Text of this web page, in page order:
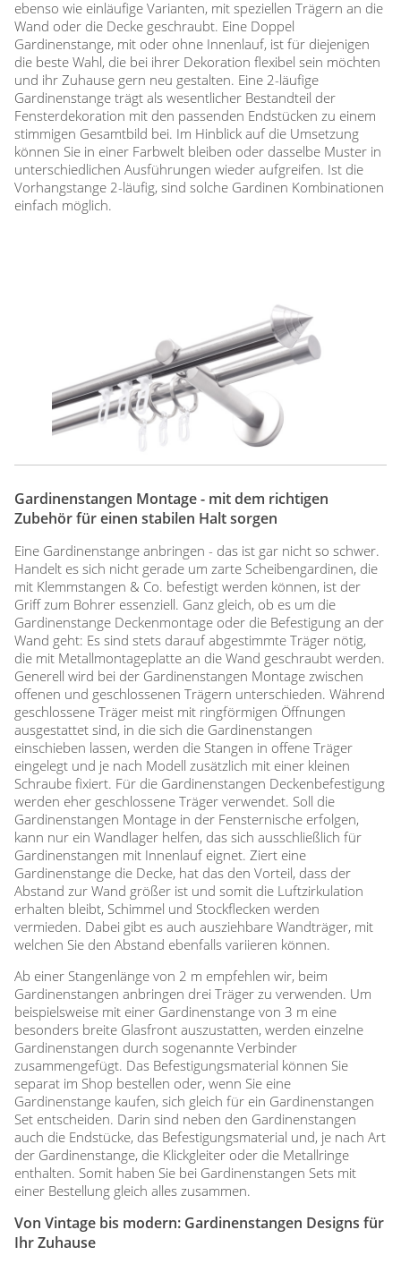
ebenso wie einläufige Varianten, mit speziellen Trägern an die
Wand oder die Decke geschraubt. Eine Doppel
Gardinenstange, mit oder ohne Innenlauf, ist für diejenigen
die beste Wahl, die bei ihrer Dekoration flexibel sein möchten
und ihr Zuhause gern neu gestalten. Eine 2-läufige
Gardinenstange trägt als wesentlicher Bestandteil der
Fensterdekoration mit den passenden Endstücken zu einem
stimmigen Gesamtbild bei. Im Hinblick auf die Umsetzung
können Sie in einer Farbwelt bleiben oder dasselbe Muster in
unterschiedlichen Ausführungen wieder aufgreifen. Ist die
Vorhangstange 2-läufig, sind solche Gardinen Kombinationen
einfach möglich.
Gardinenstangen Montage - mit dem richtigen
Zubehör für einen stabilen Halt sorgen
Eine Gardinenstange anbringen - das ist gar nicht so schwer.
Handelt es sich nicht gerade um zarte Scheibengardinen, die
mit Klemmstangen & Co. befestigt werden können, ist der
Griff zum Bohrer essenziell. Ganz gleich, ob es um die
Gardinenstange Deckenmontage oder die Befestigung an der
Wand geht: Es sind stets darauf abgestimmte Träger nötig,
die mit Metallmontageplatte an die Wand geschraubt werden.
Generell wird bei der Gardinenstangen Montage zwischen
offenen und geschlossenen Trägern unterschieden. Während
geschlossene Träger meist mit ringförmigen Öffnungen
ausgestattet sind, in die sich die Gardinenstangen
einschieben lassen, werden die Stangen in offene Träger
eingelegt und je nach Modell zusätzlich mit einer kleinen
Schraube fixiert. Für die Gardinenstangen Deckenbefestigung
werden eher geschlossene Träger verwendet. Soll die
Gardinenstangen Montage in der Fensternische erfolgen,
kann nur ein Wandlager helfen, das sich ausschließlich für
Gardinenstangen mit Innenlauf eignet. Ziert eine
Gardinenstange die Decke, hat das den Vorteil, dass der
Abstand zur Wand größer ist und somit die Luftzirkulation
erhalten bleibt, Schimmel und Stockflecken werden
vermieden. Dabei gibt es auch ausziehbare Wandträger, mit
welchen Sie den Abstand ebenfalls variieren können.
Ab einer Stangenlänge von 2 m empfehlen wir, beim
Gardinenstangen anbringen drei Träger zu verwenden. Um
beispielsweise mit einer Gardinenstange von 3 m eine
besonders breite Glasfront auszustatten, werden einzelne
Gardinenstangen durch sogenannte Verbinder
zusammengefügt. Das Befestigungsmaterial können Sie
separat im Shop bestellen oder, wenn Sie eine
Gardinenstange kaufen, sich gleich für ein Gardinenstangen
Set entscheiden. Darin sind neben den Gardinenstangen
auch die Endstücke, das Befestigungsmaterial und, je nach Art
der Gardinenstange, die Klickgleiter oder die Metallringe
enthalten. Somit haben Sie bei Gardinenstangen Sets mit
einer Bestellung gleich alles zusammen.
Von Vintage bis modern: Gardinenstangen Designs für
Ihr Zuhause